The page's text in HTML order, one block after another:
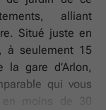
alliant
Situé juste en
à seulement 15
gare d’Arlon,
qui vous
en moins de 30